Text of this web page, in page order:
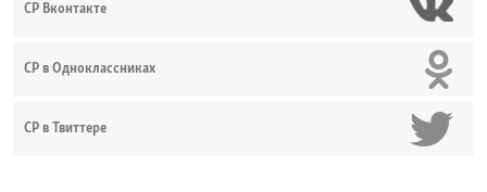
СР Вконтакте
СР в Одноклассниках
СР в Твиттере